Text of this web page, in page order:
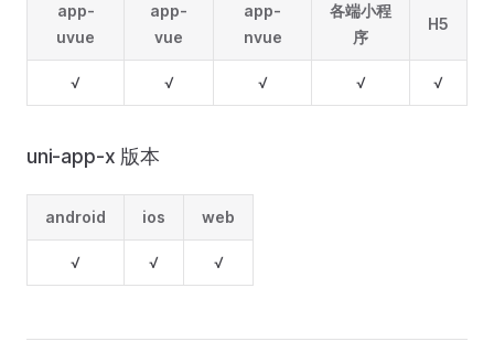
app-
uvue
app-
vue
app-
nvue
各端小程
序
H5
√ √ √ √ √
uni-app-x 版本
android ios web
√ √ √